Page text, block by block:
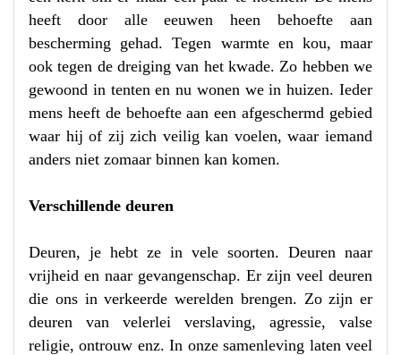
heeft door alle eeuwen heen behoefte aan
bescherming gehad. Tegen warmte en kou, maar
ook tegen de dreiging van het kwade. Zo hebben we
gewoond in tenten en nu wonen we in huizen. Ieder
mens heeft de behoefte aan een afgeschermd gebied
waar hij of zij zich veilig kan voelen, waar iemand
anders niet zomaar binnen kan komen.
Verschillende deuren
Deuren, je hebt ze in vele soorten. Deuren naar
vrijheid en naar gevangenschap. Er zijn veel deuren
die ons in verkeerde werelden brengen. Zo zijn er
deuren van velerlei verslaving, agressie, valse
religie, ontrouw enz.In onze samenleving laten veel